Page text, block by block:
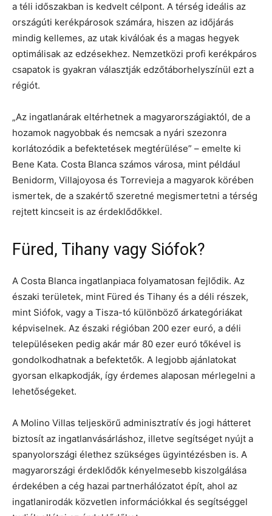
a téli időszakban is kedvelt célpont. A térség ideális az
országúti kerékpárosok számára, hiszen az időjárás
mindig kellemes, az utak kiválóak és a magas hegyek
optimálisak az edzésekhez. Nemzetközi profi kerékpáros
csapatok is gyakran választják edzőtáborhelyszínül ezt a
régiót.
„Az ingatlanárak eltérhetnek a magyarországiaktól, de a
hozamok nagyobbak és nemcsak a nyári szezonra
korlátozódik a befektetések megtérülése” – emelte ki
Bene Kata. Costa Blanca számos városa, mint például
Benidorm, Villajoyosa és Torrevieja a magyarok körében
ismertek, de a szakértő szeretné megismertetni a térség
rejtett kincseit is az érdeklődőkkel.
Füred, Tihany vagy Siófok?
A Costa Blanca ingatlanpiaca folyamatosan fejlődik. Az
északi területek, mint Füred és Tihany és a déli részek,
mint Siófok, vagy a Tisza-tó különböző árkategóriákat
képviselnek. Az északi régióban 200 ezer euró, a déli
településeken pedig akár már 80 ezer euró tőkével is
gondolkodhatnak a befektetők. A legjobb ajánlatokat
gyorsan elkapkodják, így érdemes alaposan mérlegelni a
lehetőségeket.
A Molino Villas teljeskörű adminisztratív és jogi hátteret
biztosít az ingatlanvásárláshoz, illetve segítséget nyújt a
spanyolországi élethez szükséges ügyintézésben is. A
magyarországi érdeklődők kényelmesebb kiszolgálása
érdekében a cég hazai partnerhálózatot épít, ahol az
ingatlanirodák közvetlen információkkal és segítséggel